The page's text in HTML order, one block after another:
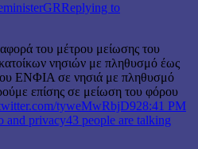
Replying to
του μέτρου μείωσης του
νησιών με πληθυσμό έως
ΕΝΦΙΑ σε νησιά με πληθυσμό
επίσης σε μείωση του φόρου
tyweMwRbjD928:41 PM
and privacy43 people are talking